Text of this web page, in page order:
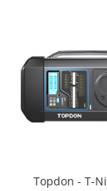
Topdon - T-